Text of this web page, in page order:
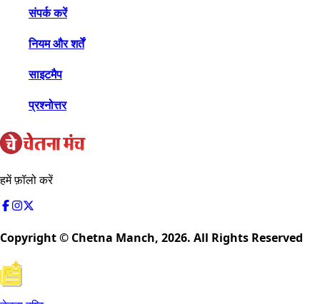
संपर्क करें
नियम और शर्तें
साइटमैप
प्रश्नोत्तर
हमें फ़ॉलो करें
Copyright © Chetna Manch, 2026. All Rights Reserved